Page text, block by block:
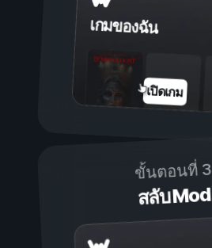
เกมของฉัน
เปิดเกม
ขั้นตอนที่ 3
สลับ Mod